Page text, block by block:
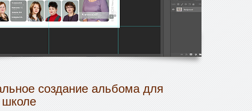
создание альбома для
школе